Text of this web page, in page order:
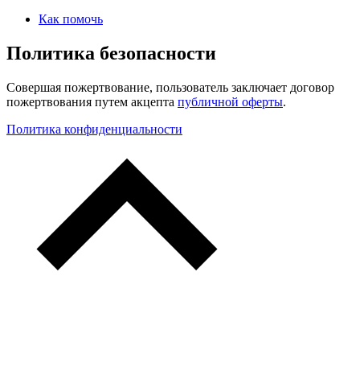
Как помочь
Политика безопасности
Совершая пожертвование, пользователь заключает договор
пожертвования путем акцепта публичной оферты.
Политика конфиденциальности